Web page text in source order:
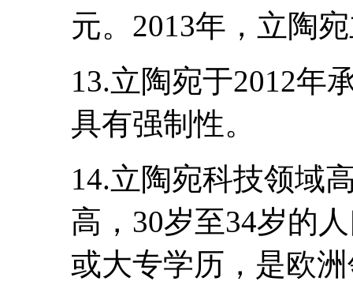
元。2013年，立陶
13.立陶宛于2012年
具有强制性。
14.立陶宛科技领域
高，30岁至34岁的
或大专学历，是欧